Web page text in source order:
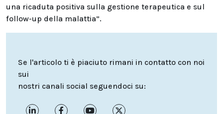
una ricaduta positiva sulla gestione terapeutica e sul
follow-up della malattia”.
Se l'articolo ti è piaciuto rimani in contatto con noi
sui
nostri canali social seguendoci su: